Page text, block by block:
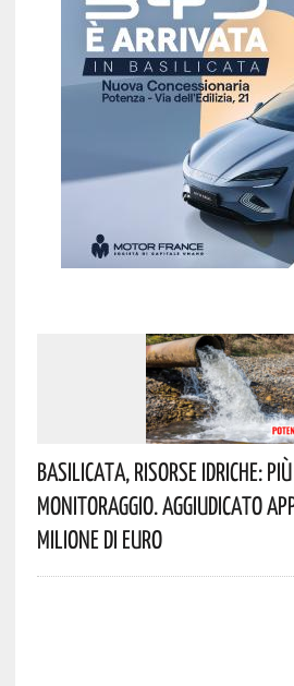
Basilicata, Risorse Idriche:
Monitoraggio. Aggiudicato
Milione Di Euro